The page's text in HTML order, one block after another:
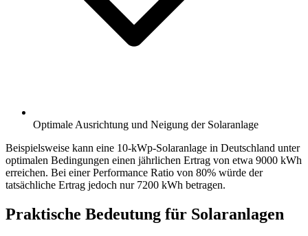
Optimale Ausrichtung und Neigung der Solaranlage
Beispielsweise kann eine 10-kWp-Solaranlage in Deutschland unter
optimalen Bedingungen einen jährlichen Ertrag von etwa 9000 kWh
erreichen. Bei einer Performance Ratio von 80% würde der
tatsächliche Ertrag jedoch nur 7200 kWh betragen.
Praktische Bedeutung für Solaranlagen